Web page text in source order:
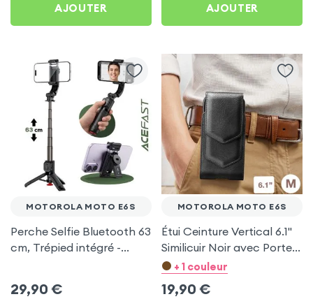
AJOUTER AJOUTER
MOTOROLA MOTO E6S
Perche Selfie Bluetooth 63
cm, Trépied intégré -
29,90 €
MOTOROLA MOTO E6S
Étui Ceinture Vertical 6.1''
Similicuir Noir avec Porte
carte pour Motorola
+ 1 couleur
19,90 €